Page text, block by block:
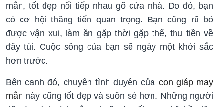
mắn, tốt đẹp nối tiếp nhau gõ cửa nhà. Do đó, bạn
có cơ hội thăng tiến quan trọng. Bạn cũng rũ bỏ
được vận xui, làm ăn gặp thời gặp thế, thu tiền về
đầy túi. Cuộc sống của bạn sẽ ngày một khởi sắc
hơn trước.
Bên cạnh đó, chuyện tình duyên của con giáp may
mắn này cũng tốt đẹp và suôn sẻ hơn. Những người